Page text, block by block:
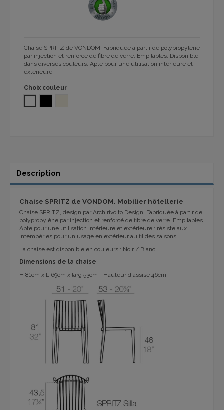
Chaise SPRITZ de VONDOM. Fabriquée à partir de polypropylène
par injection et renforcé de fibre de verre. Empilables. Disponible
dans diverses couleurs. Apte pour une utilisation intérieure et
extérieure.
Choix couleur
Description
Chaise SPRITZ de VONDOM. Mobilier hôtellerie
Chaise SPRITZ, design par Archirivolto Design. Fabriquée à partir de
polypropylène par injection et renforcé de fibre de verre. Empilables.
Apte pour une utilisation intérieure et extérieure : résiste aux
intempéries pour un usage en extérieur au fil des saisons.
La chaise est disponible en couleurs : Noir / Blanc
Dimensions de la chaise
H 81cm x L 69cm x larg 53cm - Hauteur d'assise 46cm